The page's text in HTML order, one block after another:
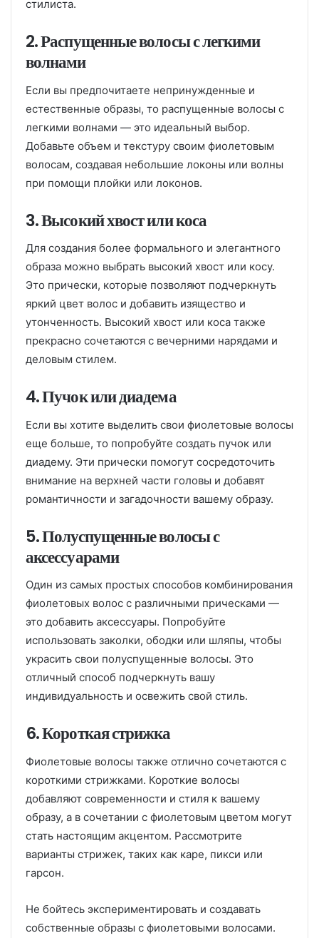
стилиста.
2. Распущенные волосы с легкими
волнами
Если вы предпочитаете непринужденные и
естественные образы, то распущенные волосы с
легкими волнами — это идеальный выбор.
Добавьте объем и текстуру своим фиолетовым
волосам, создавая небольшие локоны или волны
при помощи плойки или локонов.
3. Высокий хвост или коса
Для создания более формального и элегантного
образа можно выбрать высокий хвост или косу.
Это прически, которые позволяют подчеркнуть
яркий цвет волос и добавить изящество и
утонченность. Высокий хвост или коса также
прекрасно сочетаются с вечерними нарядами и
деловым стилем.
4. Пучок или диадема
Если вы хотите выделить свои фиолетовые волосы
еще больше, то попробуйте создать пучок или
диадему. Эти прически помогут сосредоточить
внимание на верхней части головы и добавят
романтичности и загадочности вашему образу.
5. Полуспущенные волосы с
аксессуарами
Один из самых простых способов комбинирования
фиолетовых волос с различными прическами —
это добавить аксессуары. Попробуйте
использовать заколки, ободки или шляпы, чтобы
украсить свои полуспущенные волосы. Это
отличный способ подчеркнуть вашу
индивидуальность и освежить свой стиль.
6. Короткая стрижка
Фиолетовые волосы также отлично сочетаются с
короткими стрижками. Короткие волосы
добавляют современности и стиля к вашему
образу, а в сочетании с фиолетовым цветом могут
стать настоящим акцентом. Рассмотрите
варианты стрижек, таких как каре, пикси или
гарсон.
Не бойтесь экспериментировать и создавать
собственные образы с фиолетовыми волосами.